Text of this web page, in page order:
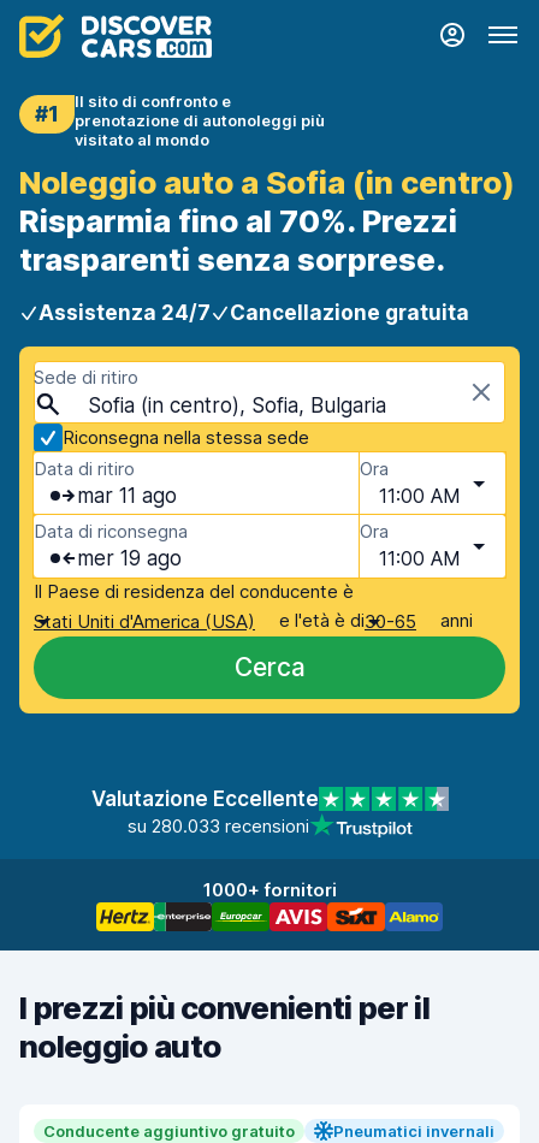
#1
Il sito di confronto e
prenotazione di autonoleggi più
visitato al mondo
Noleggio auto a Sofia (in centro)
Risparmia fino al 70%. Prezzi
trasparenti senza sorprese.
Assistenza 24/7 Cancellazione gratuita
Sede di ritiro
Sofia (in centro), Sofia, Bulgaria
Riconsegna nella stessa sede
Data di ritiro
mar 11 ago
Ora
11:00 AM
Data di riconsegna
mer 19 ago
Ora
11:00 AM
Il Paese di residenza del conducente è
Stati Uniti d'America (USA)
e l'età è di30-65 anni
Cerca
Valutazione Eccellente
su 280.033 recensioni
1000+ fornitori
I prezzi più convenienti per il
noleggio auto
Conducente aggiuntivo gratuito Pneumatici invernali